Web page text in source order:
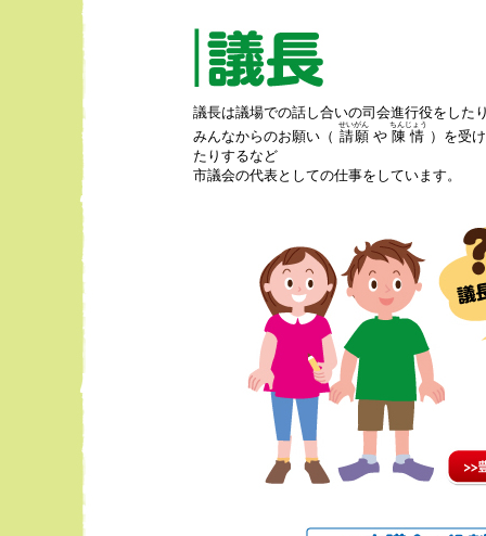
議長は議場での話し合いの司会進行役をした
みんなからのお願い（ 請願
せいがん
や 陳情
ちんじょう
たりするなど
市議会の代表としての仕事をしています。